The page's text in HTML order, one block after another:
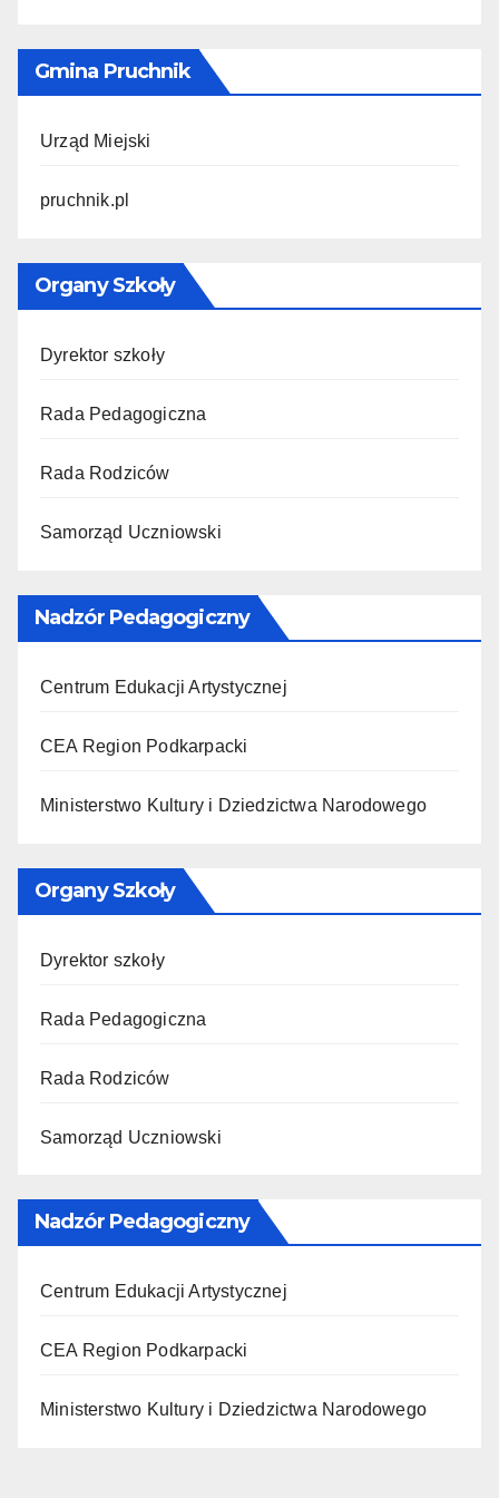
Gmina Pruchnik
Urząd Miejski
pruchnik.pl
Organy Szkoły
Dyrektor szkoły
Rada Pedagogiczna
Rada Rodziców
Samorząd Uczniowski
Nadzór Pedagogiczny
Centrum Edukacji Artystycznej
CEA Region Podkarpacki
Ministerstwo Kultury i Dziedzictwa Narodowego
Organy Szkoły
Dyrektor szkoły
Rada Pedagogiczna
Rada Rodziców
Samorząd Uczniowski
Nadzór Pedagogiczny
Centrum Edukacji Artystycznej
CEA Region Podkarpacki
Ministerstwo Kultury i Dziedzictwa Narodowego